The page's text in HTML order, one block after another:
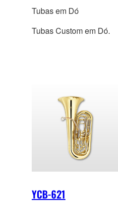
Tubas em Dó
Tubas Custom em Dó.
YCB-621